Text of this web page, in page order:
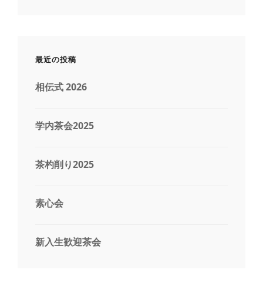
シ
ョ
最近の投稿
相伝式 2026
学内茶会2025
茶杓削り2025
素心会
新入生歓迎茶会